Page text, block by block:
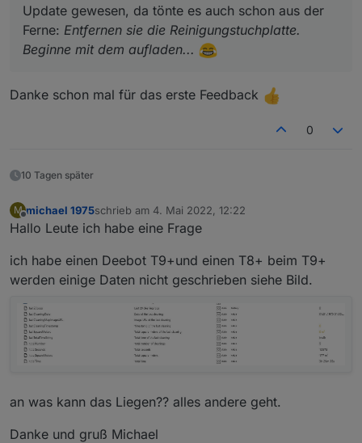
Update gewesen, da tönte es auch schon aus der
Ferne: Entfernen sie die Reinigungstuchplatte.
Beginne mit dem aufladen...
Danke schon mal für das erste Feedback
0
10 Tagen später
M
Offline
michael 1975schrieb am 4. Mai 2022, 12:22
zuletzt editiert von
Hallo Leute ich habe eine Frage
ich habe einen Deebot T9+und einen T8+ beim T9+
werden einige Daten nicht geschrieben siehe Bild.
an was kann das Liegen?? alles andere geht.
Danke und gruß Michael